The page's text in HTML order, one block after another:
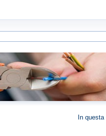
In